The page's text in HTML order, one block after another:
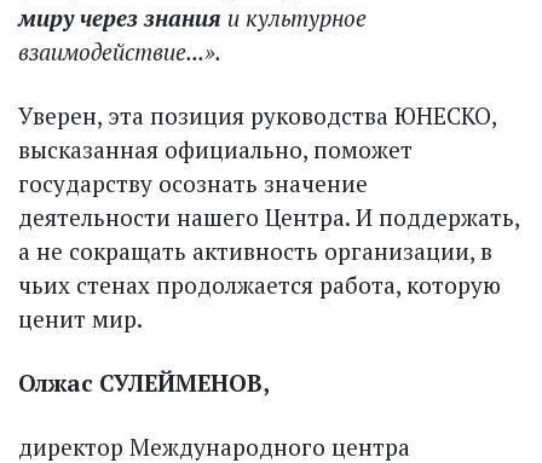
миру через знания и культурное
взаимодействие...».
Уверен, эта позиция руководства ЮНЕСКО,
высказанная официально, поможет
государству осознать значение
деятельности нашего Центра. И поддержать,
а не сокращать активность организации, в
чьих стенах продолжается работа, которую
ценит мир.
Олжас СУЛЕЙМЕНОВ,
директор Международного центра